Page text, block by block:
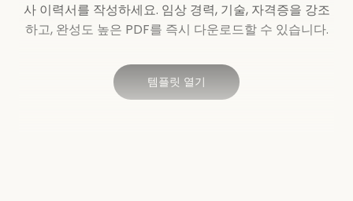
사 이력서를 작성하세요. 임상 경력, 기술, 자격증을 강조
하고, 완성도 높은 PDF를 즉시 다운로드할 수 있습니다.
템플릿 열기